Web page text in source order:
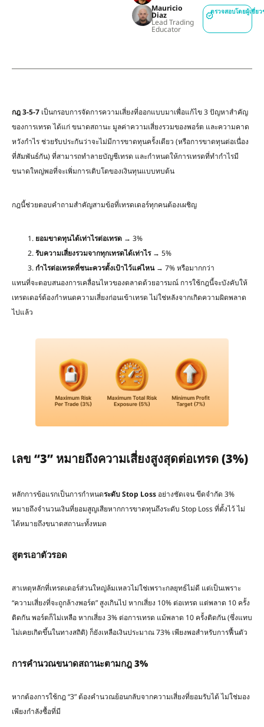
Mauricio
Diaz
Lead Trading
Educator
ตรวจสอบโดยผู้เชี่ย
กฎ3-5-7 เป็นกรอบการจัดการความเสี่ยงที่ออกแบบมาเพื่อแก้ไข 3 ปัญหาสำคัญ
ของการเทรด ได้แก่ ขนาดสถานะ มูลค่าความเสี่ยงรวมของพอร์ต และความคาด
หวังกำไร ช่วยรับประกันว่าจะไม่มีการขาดทุนครั้งเดียว (หรือการขาดทุนต่อเนื่อง
ที่สัมพันธ์กัน) ที่สามารถทำลายบัญชีเทรด และกำหนดให้การเทรดที่ทำกำไรมี
ขนาดใหญ่พอที่จะเพิ่มการเติบโตของเงินทุนแบบทบต้น
กฎนี้ช่วยตอบคำถามสำคัญสามข้อที่เทรดเดอร์ทุกคนต้องเผชิญ
ยอมขาดทุนได้เท่าไรต่อเทรด → 3%
รับความเสี่ยงรวมจากทุกเทรดได้เท่าไร→ 5%
กำไรต่อเทรดที่ชนะควรตั้งเป้าไว้แค่ไหน→ 7% หรือมากกว่า
แทนที่จะตอบสนองการเคลื่อนไหวของตลาดด้วยอารมณ์ การใช้กฎนี้จะบังคับให้
เทรดเดอร์ต้องกำหนดความเสี่ยงก่อนเข้าเทรด ไม่ใช่หลังจากเกิดความผิดพลาด
ไปแล้ว
เลข “3” หมายถึงความเสี่ยงสูงสุดต่อเทรด(3%)
หลักการข้อแรกเป็นการกำหนดระดับStop Loss อย่างชัดเจน ขีดจำกัด 3%
หมายถึงจำนวนเงินที่ยอมสูญเสียหากการขาดทุนถึงระดับ Stop Loss ที่ตั้งไว้ ไม่
ได้หมายถึงขนาดสถานะทั้งหมด
สูตรเอาตัวรอด
สาเหตุหลักที่เทรดเดอร์ส่วนใหญ่ล้มเหลวไม่ใช่เพราะกลยุทธ์ไม่ดี แต่เป็นเพราะ
“ความเสี่ยงที่จะถูกล้างพอร์ต” สูงเกินไป หากเสี่ยง 10% ต่อเทรด แต่พลาด 10 ครั้ง
ติดกัน พอร์ตก็ไม่เหลือ หากเสี่ยง 3% ต่อการเทรด แม้พลาด 10 ครั้งติดกัน (ซึ่งแทบ
ไม่เคยเกิดขึ้นในทางสถิติ) ก็ยังเหลือเงินประมาณ 73% เพียงพอสำหรับการฟื้นตัว
การคำนวณขนาดสถานะตามกฎ 3%
หากต้องการใช้กฎ “3” ต้องคำนวณย้อนกลับจากความเสี่ยงที่ยอมรับได้ ไม่ใช่มอง
เพียงกำลังซื้อที่มี